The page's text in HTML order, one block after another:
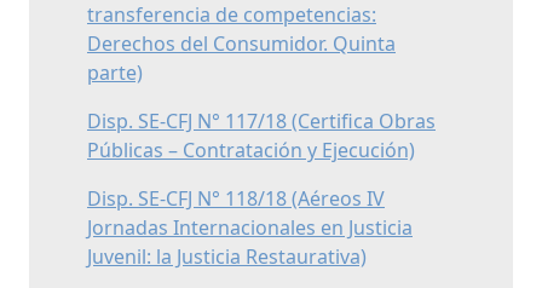
transferencia de competencias:
Derechos del Consumidor. Quinta
parte)
Disp. SE-CFJ N° 117/18 (Certifica Obras
Públicas – Contratación y Ejecución)
Disp. SE-CFJ N° 118/18 (Aéreos IV
Jornadas Internacionales en Justicia
Juvenil: la Justicia Restaurativa)